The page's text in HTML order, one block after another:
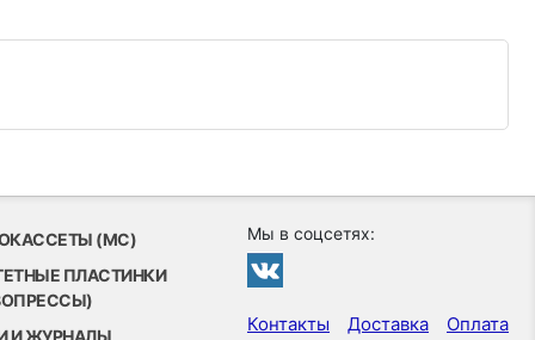
(MC)
ПЛАСТИНКИ
И ЖУРНАЛЫ
Мы в соцсетях:
Контакты Доставка Оплата